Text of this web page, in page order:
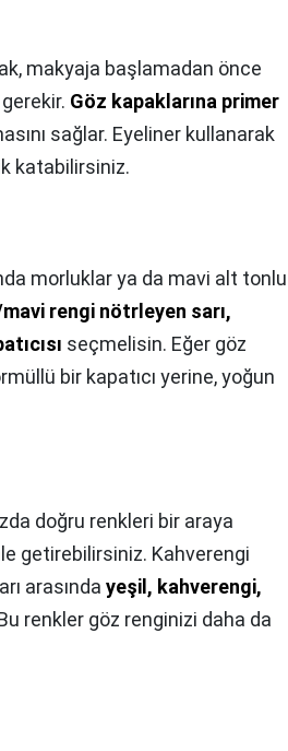
makyaja başlamadan önce
Göz kapaklarına primer
sağlar. Eyeliner kullanarak
katabilirsiniz.
morluklar ya da mavi alt tonlu
rengi nötrleyen sarı,
seçmelisin. Eğer göz
bir kapatıcı yerine, yoğun
doğru renkleri bir araya
getirebilirsiniz. Kahverengi
arasında yeşil, kahverengi,
renkler göz renginizi daha da